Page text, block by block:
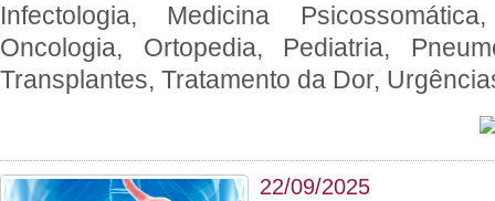
Infectologia, Medicina
Oncologia, Ortopedia, Pediatria,
Transplantes, Tratamento da Dor,
22/09/2025